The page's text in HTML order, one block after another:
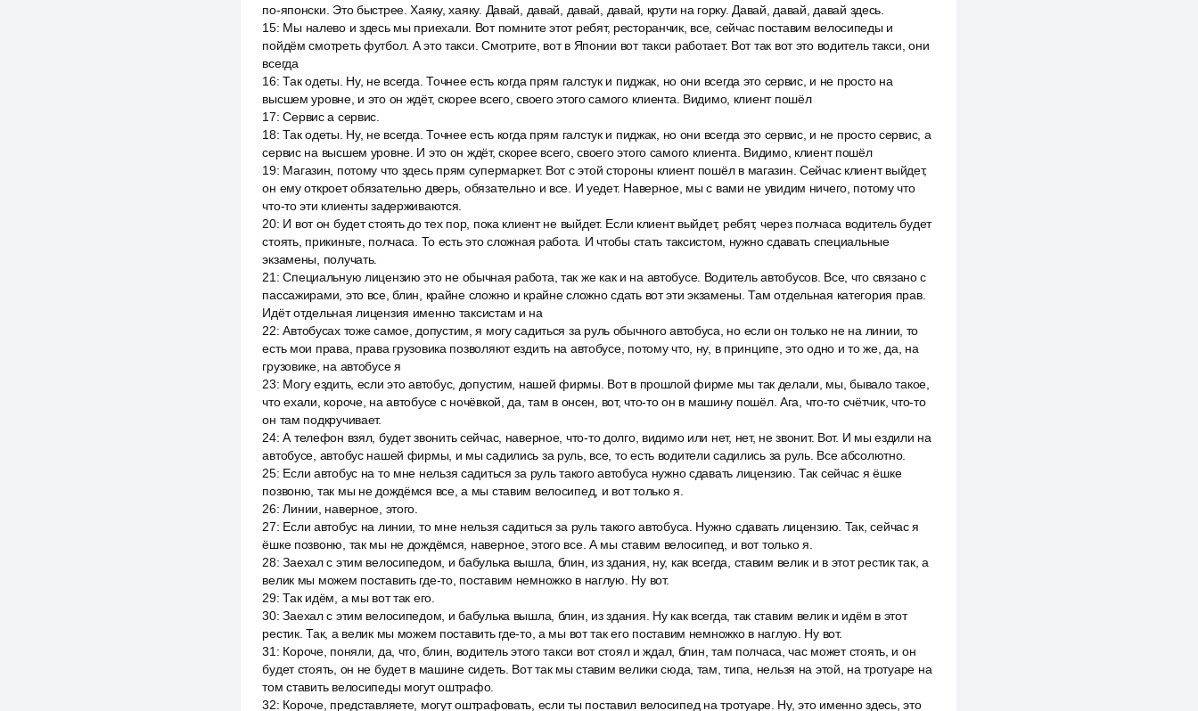
по-японски. Это быстрее. Хаяку, хаяку. Давай, давай, давай, давай, крути на горку. Давай, давай, давай здесь.
15: Мы налево и здесь мы приехали. Вот помните этот ребят, ресторанчик, все, сейчас поставим велосипеды и
пойдём смотреть футбол. А это такси. Смотрите, вот в Японии вот такси работает. Вот так вот это водитель такси, они
всегда
16:Так одеты. Ну, не всегда. Точнее есть когда прям галстук и пиджак, но они всегда это сервис, и не просто на
высшем уровне, и это он ждёт, скорее всего, своего этого самого клиента. Видимо, клиент пошёл
17:Сервис а сервис.
18:Так одеты. Ну, не всегда. Точнее есть когда прям галстук и пиджак, но они всегда это сервис, и не просто сервис, а
сервис на высшем уровне. И это он ждёт, скорее всего, своего этого самого клиента. Видимо, клиент пошёл
19: Магазин, потому что здесь прям супермаркет. Вот с этой стороны клиент пошёл в магазин. Сейчас клиент выйдет,
он ему откроет обязательно дверь, обязательно и все. И уедет. Наверное, мы с вами не увидим ничего, потому что
что-то эти клиенты задерживаются.
20: И вот он будет стоять до тех пор, пока клиент не выйдет. Если клиент выйдет, ребят, через полчаса водитель будет
стоять, прикиньте, полчаса. То есть это сложная работа. И чтобы стать таксистом, нужно сдавать специальные
экзамены, получать.
21 :Специальную лицензию это не обычная работа, так же как и на автобусе. Водитель автобусов. Все, что связано с
пассажирами, это все, блин, крайне сложно и крайне сложно сдать вот эти экзамены. Там отдельная категория прав.
Идёт отдельная лицензия именно таксистам и на
22:Автобусах тоже самое, допустим, я могу садиться за руль обычного автобуса, но если он только не на линии, то
есть мои права, права грузовика позволяют ездить на автобусе, потому что, ну, в принципе, это одно и то же, да, на
грузовике, на автобусе я
23: Могу ездить, если это автобус, допустим, нашей фирмы. Вот в прошлой фирме мы так делали, мы, бывало такое,
что ехали, короче, на автобусе с ночёвкой, да, там в онсен, вот, что-то он в машину пошёл. Ага, что-то счётчик, что-то
он там подкручивает.
24:А телефон взял, будет звонить сейчас, наверное, что-то долго, видимо или нет, нет, не звонит. Вот. И мы ездили на
автобусе, автобус нашей фирмы, и мы садились за руль, все, то есть водители садились за руль. Все абсолютно.
25: Если автобус на то мне нельзя садиться за руль такого автобуса нужно сдавать лицензию. Так сейчас я ёшке
позвоню, так мы не дождёмся все, а мы ставим велосипед, и вот только я.
26:Линии, наверное, этого.
27: Если автобус на линии, то мне нельзя садиться за руль такого автобуса. Нужно сдавать лицензию. Так, сейчас я
ёшке позвоню, так мы не дождёмся, наверное, этого все. А мы ставим велосипед, и вот только я.
28:Заехал с этим велосипедом, и бабулька вышла, блин, из здания, ну, как всегда, ставим велик и в этот рестик так, а
велик мы можем поставить где-то, поставим немножко в наглую. Ну вот.
29:Так идём, а мы вот так его.
30:Заехал с этим велосипедом, и бабулька вышла, блин, из здания. Ну как всегда, так ставим велик и идём в этот
рестик. Так, а велик мы можем поставить где-то, а мы вот так его поставим немножко в наглую. Ну вот.
31 : Короче, поняли, да, что, блин, водитель этого такси вот стоял и ждал, блин, там полчаса, час может стоять, и он
будет стоять, он не будет в машине сидеть. Вот так мы ставим велики сюда, там, типа, нельзя на этой, на тротуаре на
том ставить велосипеды могут оштрафо.
32: Короче, представляете, могут оштрафовать, если ты поставил велосипед на тротуаре. Ну, это именно здесь, это